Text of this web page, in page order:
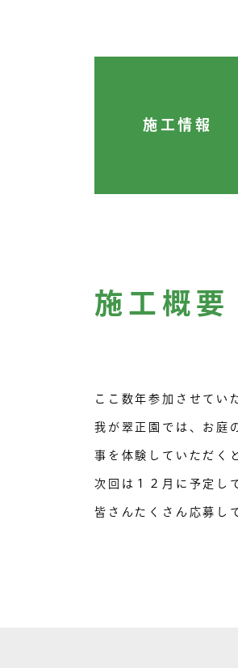
施工情報
施工概要
ここ数年参加させてい
我が翠正園では、お庭
事を体験していただく
次回は１２月に予定し
皆さんたくさん応募し